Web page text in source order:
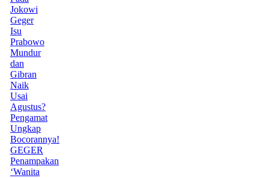
Jokowi
Geger
Isu
Prabowo
Mundur
dan
Gibran
Naik
Usai
Agustus?
Pengamat
Ungkap
Bocorannya!
GEGER
Penampakan
‘Wanita